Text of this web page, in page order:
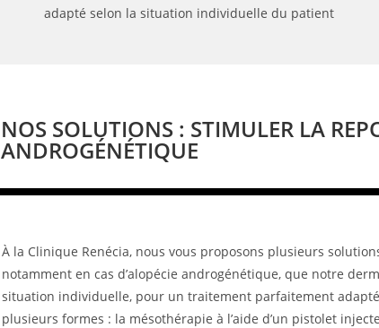
adapté selon la situation individuelle du patient
NOS SOLUTIONS : STIMULER LA
ANDROGÉNÉTIQUE
À la Clinique Renécia, nous vous proposons plusieurs
notamment en cas d’alopécie androgénétique, que notre
situation individuelle, pour un traitement parfaitement
plusieurs formes : la mésothérapie à l’aide d’un pistolet